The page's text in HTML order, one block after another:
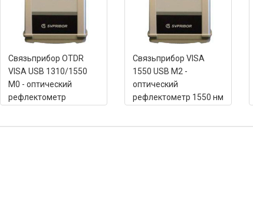
Связьприбор OTDR
VISA USB 1310/1550
М0 - оптический
рефлектометр
Связьприбор VISA
1550 USB М2 -
оптический
рефлектометр 1550 нм